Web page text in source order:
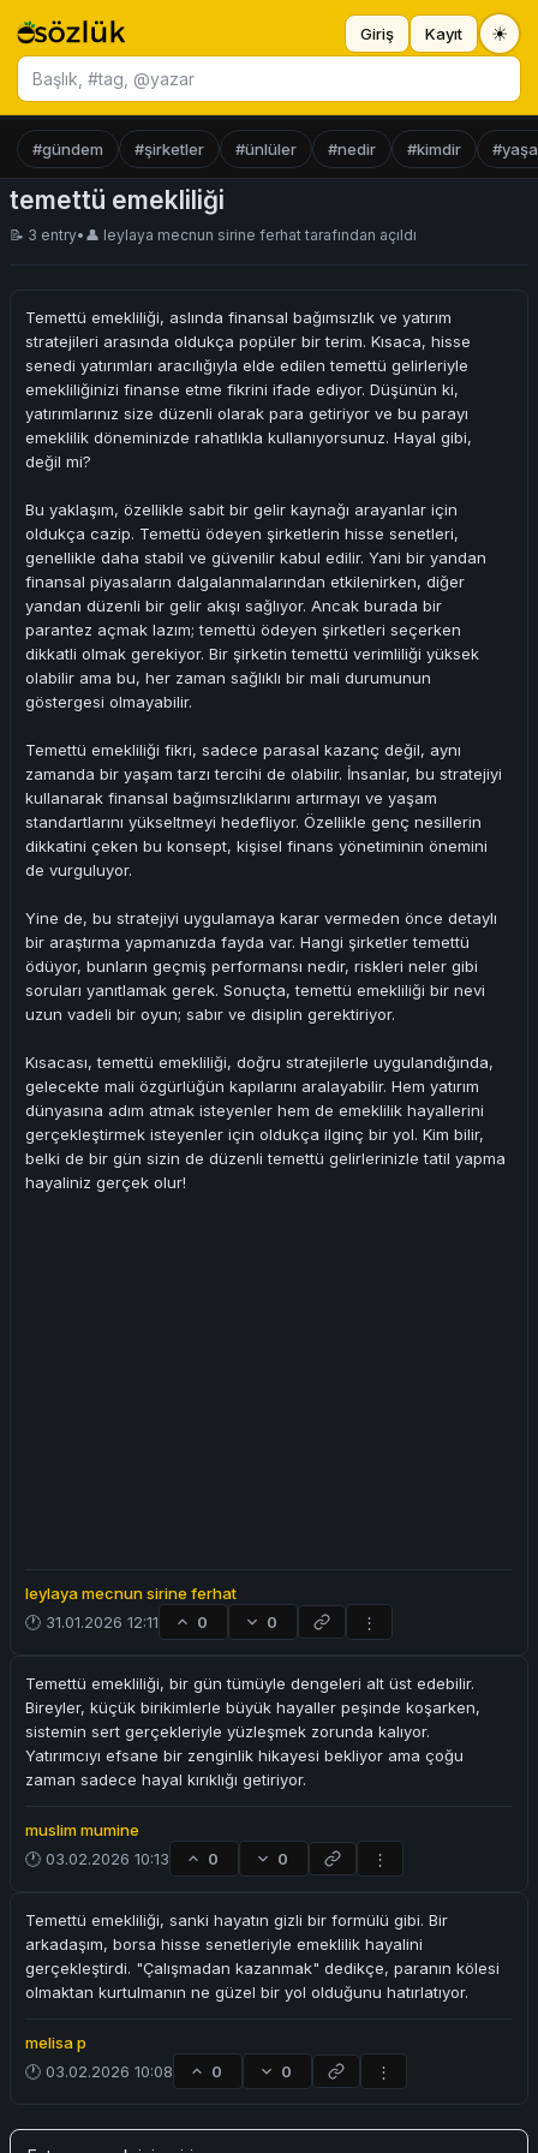
Başlık ara
Giriş Kayıt ☀
#gündem #şirketler #ünlüler #nedir #kimdir
temettü emekliliği
📝 3 entry• 👤 leylaya mecnun sirine ferhat tarafından açıldı
Temettü emekliliği, aslında finansal bağımsızlık ve yatırım
stratejileri arasında oldukça popüler bir terim. Kısaca, hisse
senedi yatırımları aracılığıyla elde edilen temettü gelirleriyle
emekliliğinizi finanse etme fikrini ifade ediyor. Düşünün ki,
yatırımlarınız size düzenli olarak para getiriyor ve bu parayı
emeklilik döneminizde rahatlıkla kullanıyorsunuz. Hayal gibi,
değil mi?
Bu yaklaşım, özellikle sabit bir gelir kaynağı arayanlar için
oldukça cazip. Temettü ödeyen şirketlerin hisse senetleri,
genellikle daha stabil ve güvenilir kabul edilir. Yani bir yandan
finansal piyasaların dalgalanmalarından etkilenirken, diğer
yandan düzenli bir gelir akışı sağlıyor. Ancak burada bir
parantez açmak lazım; temettü ödeyen şirketleri seçerken
dikkatli olmak gerekiyor. Bir şirketin temettü verimliliği yüksek
olabilir ama bu, her zaman sağlıklı bir mali durumunun
göstergesi olmayabilir.
Temettü emekliliği fikri, sadece parasal kazanç değil, aynı
zamanda bir yaşam tarzı tercihi de olabilir. İnsanlar, bu stratejiyi
kullanarak finansal bağımsızlıklarını artırmayı ve yaşam
standartlarını yükseltmeyi hedefliyor. Özellikle genç nesillerin
dikkatini çeken bu konsept, kişisel finans yönetiminin önemini
de vurguluyor.
Yine de, bu stratejiyi uygulamaya karar vermeden önce detaylı
bir araştırma yapmanızda fayda var. Hangi şirketler temettü
ödüyor, bunların geçmiş performansı nedir, riskleri neler gibi
soruları yanıtlamak gerek. Sonuçta, temettü emekliliği bir nevi
uzun vadeli bir oyun; sabır ve disiplin gerektiriyor.
Kısacası, temettü emekliliği, doğru stratejilerle uygulandığında,
gelecekte mali özgürlüğün kapılarını aralayabilir. Hem yatırım
dünyasına adım atmak isteyenler hem de emeklilik hayallerini
gerçekleştirmek isteyenler için oldukça ilginç bir yol. Kim bilir,
belki de bir gün sizin de düzenli temettü gelirlerinizle tatil yapma
hayaliniz gerçek olur!
leylaya mecnun sirine ferhat
🕐 31.01.2026 12:11
0 0 ⋮
Temettü emekliliği, bir gün tümüyle dengeleri alt üst edebilir.
Bireyler, küçük birikimlerle büyük hayaller peşinde koşarken,
sistemin sert gerçekleriyle yüzleşmek zorunda kalıyor.
Yatırımcıyı efsane bir zenginlik hikayesi bekliyor ama çoğu
zaman sadece hayal kırıklığı getiriyor.
muslim mumine
🕐 03.02.2026 10:13
0 0 ⋮
Temettü emekliliği, sanki hayatın gizli bir formülü gibi. Bir
arkadaşım, borsa hisse senetleriyle emeklilik hayalini
gerçekleştirdi. "Çalışmadan kazanmak" dedikçe, paranın kölesi
olmaktan kurtulmanın ne güzel bir yol olduğunu hatırlatıyor.
melisa p
🕐 03.02.2026 10:08
0 0 ⋮